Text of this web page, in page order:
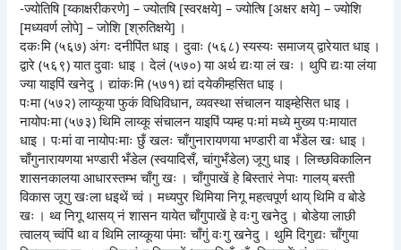
-ज्योतिषि [य्काक्षरीकरणे] – ज्योतषि [स्वरक्षये] – ज्योत्षि [अक्षर क्षये] – ज्योशि
[मध्यवर्ण लोपे] – जोशि [श्रुतिक्षये] ।
दकःमि (५६७) अंगः दनीपिंत धाइ । दुवाः (५६८) स्यस्यः समाजय् द्वारेयात धाइ ।
द्वारे (५६९) यात दुवाः धाइ । देलं (५७०) या अर्थ द्यःया लं खः । थुपि द्यःया लंया
ज्या याइपिं खनेदु । द्यांकःमि (५७१) द्यां दयेकीम्हसित धाइ ।
पःमा (५७२) लाय्कूया फुकं विधिविधान, व्यवस्था संचालन याइम्हेसित धाइ ।
नायोपःमा (५७३) थिमि लाय्कू संचालन याइपिं प्यम्ह पःमां मध्ये मुख्य पःमायात
धाइ । पःमां वा नायोपःमाः छुँ खलः चाँगुनारायणया भण्डारी वा भँडेल खः धाइ ।
चाँगुनारायणया भण्डारी भँडेल (स्वयादिसँ, चांगुभँडेल) जूगु धाइ । लिच्छविकालिन
शासनकालया आधारस्तम्भ चाँगु खः । चाँगुपाखें हे बिस्तारं नेपाः गालय् बस्ती
विकास जूगु खःला धइथें च्वं । मध्यपुर थिमिया निगू महत्वपूर्ण थाय् थिमि व बोडे
खः । थ्व निगू थासय् नं शासन यायेत चाँगुपाखें हे वःगु खनेदु । बोडेया लाछी
त्वालय् च्वंपिं था व थिमि लाय्कूया पंमाः चाँगुं वःगु खनेदु । थुमि दिगुद्यः चाँगुया